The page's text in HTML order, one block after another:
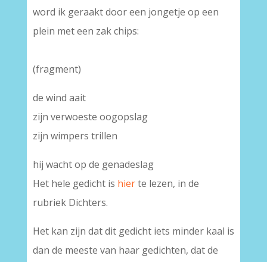
word ik geraakt door een jongetje op een
plein met een zak chips:
(fragment)
de wind aait
zijn verwoeste oogopslag
zijn wimpers trillen
hij wacht op de genadeslag
Het hele gedicht is hierte lezen, in de
rubriek Dichters.
Het kan zijn dat dit gedicht iets minder kaal is
dan de meeste van haar gedichten, dat de